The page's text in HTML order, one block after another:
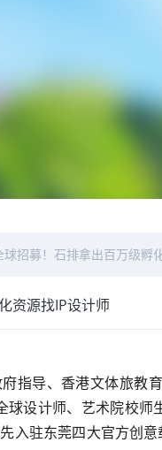
球招募！石排拿出百万级孵
资源找IP设计师
指导、香港文体旅教
球设计师、艺术院校
入驻东莞四大官方创